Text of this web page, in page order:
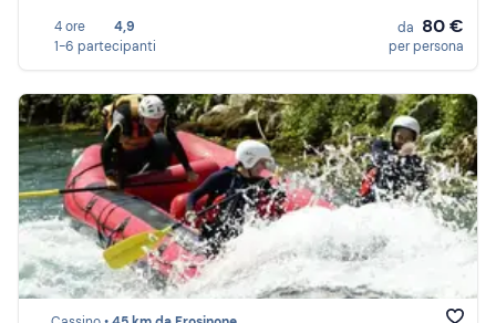
4 ore
4,9
1-6 partecipanti
da 80 €
per persona